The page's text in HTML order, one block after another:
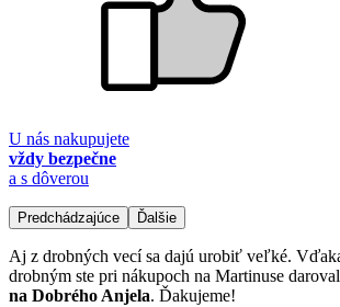
U nás nakupujete
vždy bezpečne
a s dôverou
Predchádzajúce Ďalšie
Aj z drobných vecí sa dajú urobiť veľké.
drobným ste pri nákupoch na Martinuse
na Dobrého Anjela. Ďakujeme!